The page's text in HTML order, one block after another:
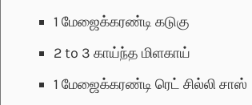
1 மேஜைக்கரண்டி கடுகு
2 to 3 காய்ந்த மிளகாய்
1 மேஜைக்கரண்டி ரெட் சில்லி சாஸ்